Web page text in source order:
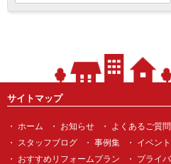
サイトマップ
ホーム お知らせ よくあるご質問
スタッフブログ
事例集 イベント
おすすめリフォームプラン
プライ